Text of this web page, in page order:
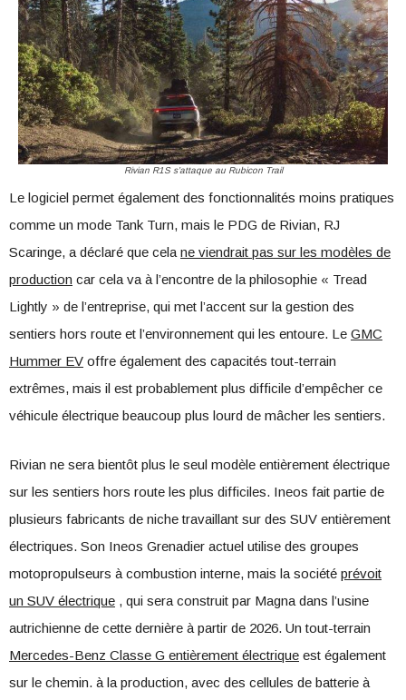
Rivian R1S s’attaque au Rubicon Trail
Le logiciel permet également des fonctionnalités moins pratiques
comme un mode Tank Turn, mais le PDG de Rivian, RJ
Scaringe, a déclaré que cela ne viendrait pas sur les modèles de
production car cela va à l’encontre de la philosophie « Tread
Lightly » de l’entreprise, qui met l’accent sur la gestion des
sentiers hors route et l’environnement qui les entoure. Le GMC
Hummer EV offre également des capacités tout-terrain
extrêmes, mais il est probablement plus difficile d’empêcher ce
véhicule électrique beaucoup plus lourd de mâcher les sentiers.
Rivian ne sera bientôt plus le seul modèle entièrement électrique
sur les sentiers hors route les plus difficiles. Ineos fait partie de
plusieurs fabricants de niche travaillant sur des SUV entièrement
électriques. Son Ineos Grenadier actuel utilise des groupes
motopropulseurs à combustion interne, mais la société prévoit
un SUV électrique , qui sera construit par Magna dans l’usine
autrichienne de cette dernière à partir de 2026. Un tout-terrain
Mercedes-Benz Classe G entièrement électrique est également
sur le chemin. à la production, avec des cellules de batterie à